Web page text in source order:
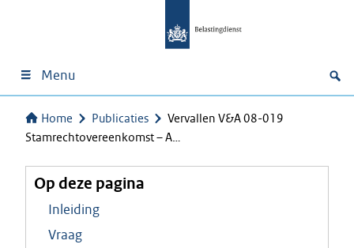
Menu
Home Publicaties
Vervallen V&A 08-019
Stamrechtovereenkomst – A…
Op deze pagina
Inleiding
Vraag